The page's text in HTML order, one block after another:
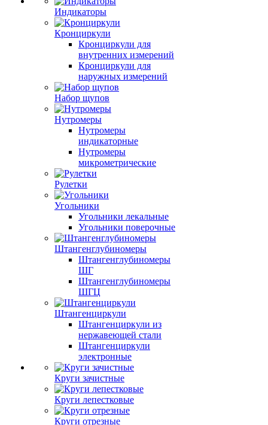
Индикаторы
Кронциркули
Кронциркули для
внутренних измерений
Кронциркули для
наружных измерений
Набор щупов
Нутромеры
Нутромеры
индикаторные
Нутромеры
микрометрические
Рулетки
Угольники
Угольники лекальные
Угольники поверочные
Штангенглубиномеры
Штангенглубиномеры
ШГ
Штангенглубиномеры
ШГЦ
Штангенциркули
Штангенциркули из
нержавеющей стали
Штангенциркули
электронные
Круги зачистные
Круги лепестковые
Круги отрезные